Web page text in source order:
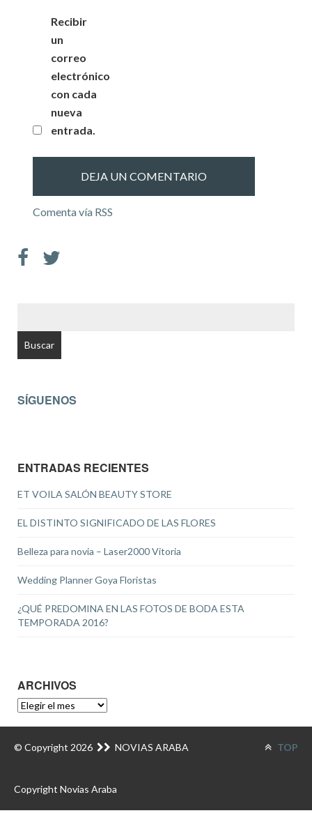
Recibir
un
correo
electrónico
con cada
nueva
entrada.
Comenta vía RSS
SÍGUENOS
ENTRADAS RECIENTES
ET VOILA SALÓN BEAUTY STORE
EL DISTINTO SIGNIFICADO DE LAS FLORES
Belleza para novia – Laser2000 Vitoria
Wedding Planner Goya Floristas
¿QUÉ PREDOMINA EN LAS FOTOS DE BODA ESTA
TEMPORADA 2016?
ARCHIVOS
ARCHIVOS
© Copyright 2026 NOVIAS ARABA TOP
Copyright Novias Araba